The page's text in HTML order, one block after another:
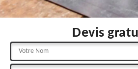
Devis